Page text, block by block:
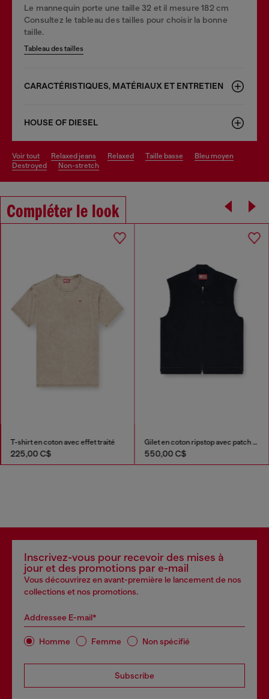
Le mannequin porte une taille 32 et il mesure 182 cm
Consultez le tableau des tailles pour choisir la bonne
taille.
Tableau des tailles
CARACTÉRISTIQUES, MATÉRIAUX ET ENTRETIEN
HOUSE OF DIESEL
voir tout relaxed jeans relaxed taille basse
bleu moyen
destroyed
non-stretch
Compléter le look
T-shirt en coton avec effet traité
225,00 C$
Gilet en coton ripstop avec patch Oval D
550,00 C$
Inscrivez-vous pour recevoir des mises à
jour et des promotions par e-mail
Vous découvrirez en avant-première le lancement de nos
collections et nos promotions.
Addressee E-mail*
Homme Femme Non spécifié
Subscribe